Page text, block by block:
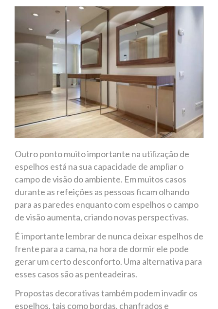
Outro ponto muito importante na utilização de
espelhos está na sua capacidade de ampliar o
campo de visão do ambiente. Em muitos casos
durante as refeições as pessoas ficam olhando
para as paredes enquanto com espelhos o campo
de visão aumenta, criando novas perspectivas.
É importante lembrar de nunca deixar espelhos de
frente para a cama, na hora de dormir ele pode
gerar um certo desconforto. Uma alternativa para
esses casos são as penteadeiras.
Propostas decorativas também podem invadir os
espelhos, tais como bordas, chanfrados e